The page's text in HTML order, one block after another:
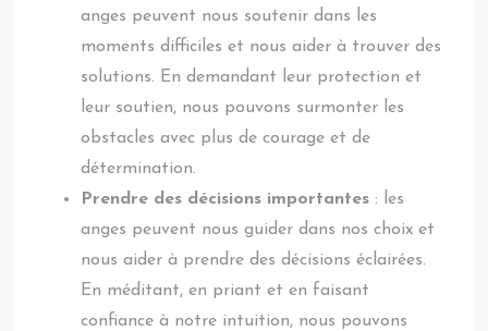
anges peuvent nous soutenir dans les
moments difficiles et nous aider à trouver des
solutions. En demandant leur protection et
leur soutien, nous pouvons surmonter les
obstacles avec plus de courage et de
détermination.
Prendre des décisions importantes : les
anges peuvent nous guider dans nos choix et
nous aider à prendre des décisions éclairées.
En méditant, en priant et en faisant
confiance à notre intuition, nous pouvons